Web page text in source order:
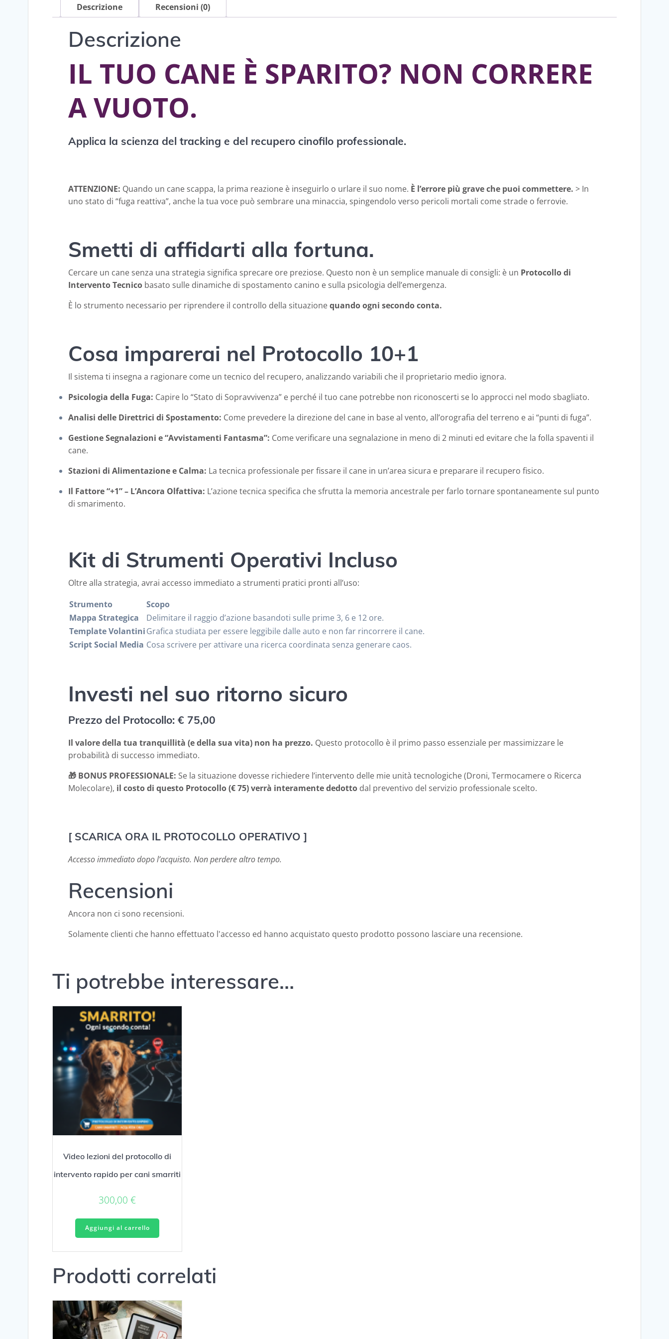
Descrizione Recensioni (0)
Descrizione
IL TUO CANE È SPARITO? NON CORRERE
A VUOTO.
Applica la scienza del tracking e del recupero cinofilo professionale.
ATTENZIONE: Quando un cane scappa, la prima reazione è inseguirlo o urlare il suo nome. È l’errore più grave che puoi commettere. > In
uno stato di “fuga reattiva”, anche la tua voce può sembrare una minaccia, spingendolo verso pericoli mortali come strade o ferrovie.
Smetti di affidarti alla fortuna.
Cercare un cane senza una strategia significa sprecare ore preziose. Questo non è un semplice manuale di consigli: è un Protocollo di
Intervento Tecnico basato sulle dinamiche di spostamento canino e sulla psicologia dell’emergenza.
È lo strumento necessario per riprendere il controllo della situazionequando ogni secondo conta.
Cosa imparerai nel Protocollo 10+1
Il sistema ti insegna a ragionare come un tecnico del recupero, analizzando variabili che il proprietario medio ignora.
Psicologia della Fuga: Capire lo “Stato di Sopravvivenza” e perché il tuo cane potrebbe non riconoscerti se lo approcci nel modo sbagliato.
Analisi delle Direttrici di Spostamento: Come prevedere la direzione del cane in base al vento, all’orografia del terreno e ai “punti di fuga”.
Gestione Segnalazioni e “Avvistamenti Fantasma”: Come verificare una segnalazione in meno di 2 minuti ed evitare che la folla spaventi il
cane.
Stazioni di Alimentazione e Calma: La tecnica professionale per fissare il cane in un’area sicura e preparare il recupero fisico.
Il Fattore “+1” – L’Ancora Olfattiva: L’azione tecnica specifica che sfrutta la memoria ancestrale per farlo tornare spontaneamente sul punto
di smarimento.
Kit di Strumenti Operativi Incluso
Oltre alla strategia, avrai accesso immediato a strumenti pratici pronti all’uso:
Strumento
Scopo
Mappa Strategica
Delimitare il raggio d’azione basandoti sulle prime 3, 6 e 12 ore.
Template VolantiniGrafica studiata per essere leggibile dalle auto e non far rincorrere il cane.
Script Social Media Cosa scrivere per attivare una ricerca coordinata senza generare caos.
Investi nel suo ritorno sicuro
Prezzo del Protocollo: € 75,00
Il valore della tua tranquillità (e della sua vita) non ha prezzo. Questo protocollo è il primo passo essenziale per massimizzare le
probabilità di successo immediato.
🎁 BONUS PROFESSIONALE: Se la situazione dovesse richiedere l’intervento delle mie unità tecnologiche (Droni, Termocamere o Ricerca
Molecolare), il costo di questo Protocollo (€ 75) verrà interamente dedotto dal preventivo del servizio professionale scelto.
[ SCARICA ORA IL PROTOCOLLO OPERATIVO ]
Accesso immediato dopo l’acquisto. Non perdere altro tempo.
Recensioni
Ancora non ci sono recensioni.
Solamente clienti che hanno effettuato l'accesso ed hanno acquistato questo prodotto possono lasciare una recensione.
Ti potrebbe interessare…
Video lezioni del protocollo di
intervento rapido per cani smarriti
300,00 €
Aggiungi al carrello
Prodotti correlati